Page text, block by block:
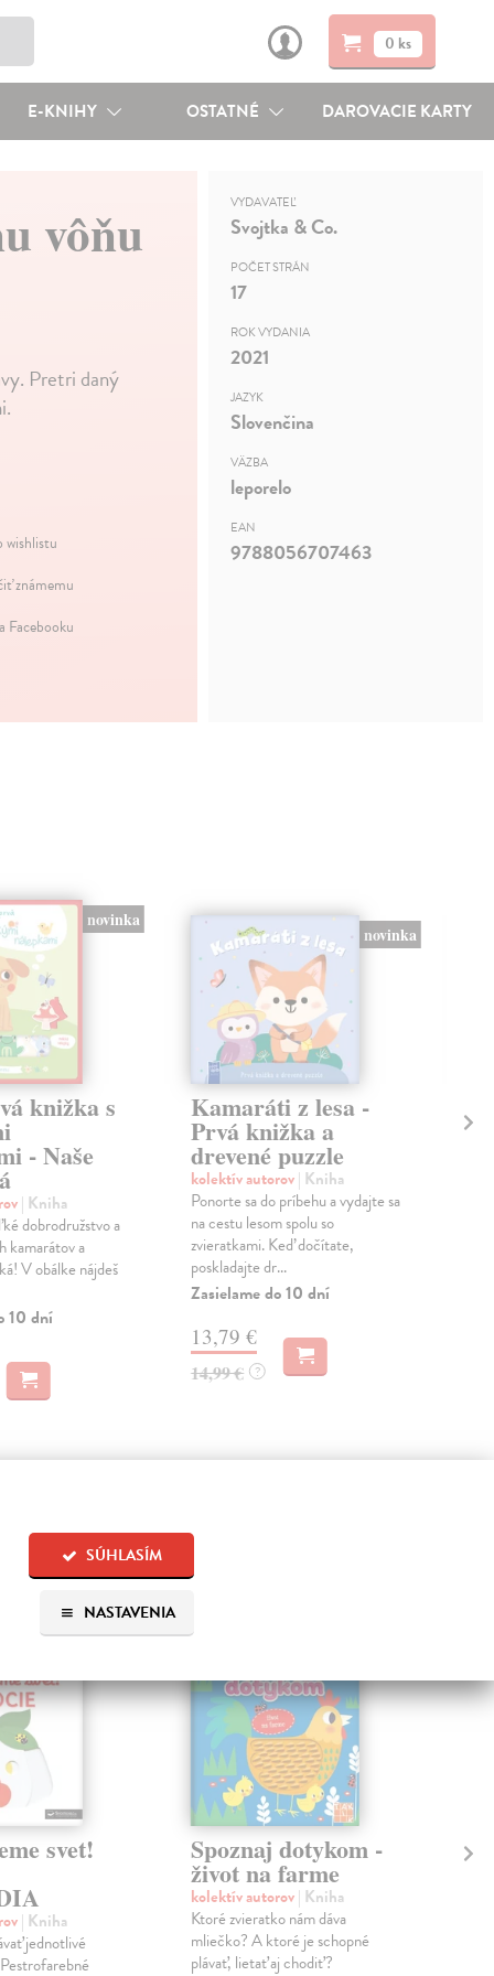
SÚHLASÍM
NASTAVENIA
0 ks
E-KNIHY OSTATNÉ DAROVACIE KARTY
vôňu
Pretri daný
wishlistu
známemu
Facebooku
VYDAVATEĽ
Svojtka & Co.
POČET STRÁN
17
ROK VYDANIA
2021
JAZYK
Slovenčina
VÄZBA
leporelo
EAN
9788056707463
novinka
knižka s
- Naše
| Kniha
dobrodružstvo a
kamarátov a
V obálke nájdeš
10 dní
novinka
Kamaráti z lesa -
Prvá knižka a
drevené puzzle
kolektív autorov| Kniha
Ponorte sa do príbehu a vydajte sa
na cestu lesom spolu so
zvieratkami. Keď dočítate,
poskladajte dr...
Zasielame do 10 dní
13,79 €
14,99 € ?
aj:
svet!
| Kniha
jednotlivé
Spoznaj dotykom -
život na farme
kolektív autorov| Kniha
Ktoré zvieratko nám dáva
mliečko? A ktoré je schopné
plávať, lietať aj chodiť?